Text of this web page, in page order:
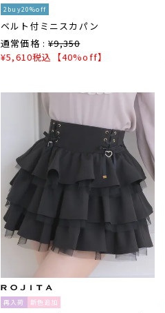
2buy20%off
ベルト付ミニスカパン
通常価格 : ¥9,350
¥5,610税込 【40%off】
再入荷 新色追加